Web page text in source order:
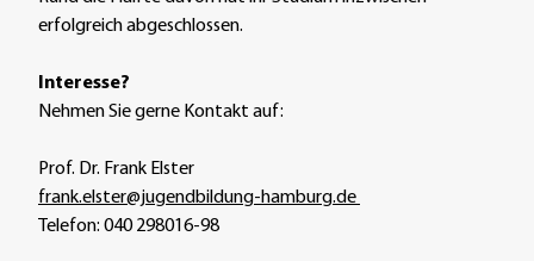
erfolgreich abgeschlossen.
Interesse?
Nehmen Sie gerne Kontakt auf:
Prof. Dr. Frank Elster
frank.elster@jugendbildung-hamburg.de
Telefon: 040 298016-98